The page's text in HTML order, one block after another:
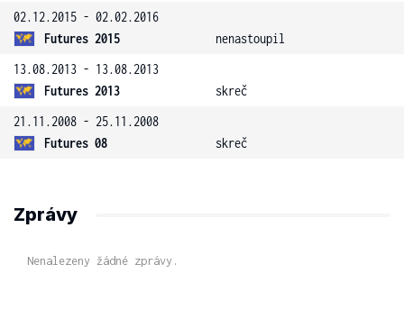
02.12.2015 - 02.02.2016
Futures 2015
nenastoupil
13.08.2013 - 13.08.2013
Futures 2013
skreč
21.11.2008 - 25.11.2008
Futures 08
skreč
Zprávy
Nenalezeny žádné zprávy.